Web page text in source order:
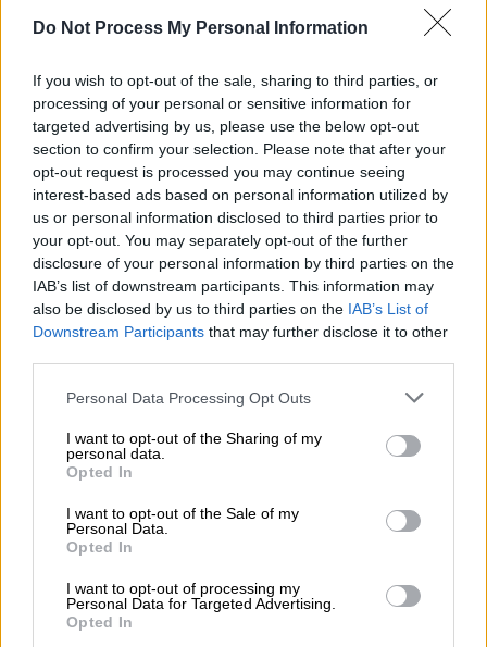
Do Not Process My Personal Information
If you wish to opt-out of the sale, sharing to third parties, or
processing of your personal or sensitive information for
targeted advertising by us, please use the below opt-out
section to confirm your selection. Please note that after your
opt-out request is processed you may continue seeing
interest-based ads based on personal information utilized by
us or personal information disclosed to third parties prior to
your opt-out. You may separately opt-out of the further
disclosure of your personal information by third parties on the
IAB’s list of downstream participants. This information may
also be disclosed by us to third parties on the IAB’s List of
Downstream Participants that may further disclose it to other
Please note that this website/app uses one or more Google
not limited to your visit or usage behaviour. You may click to
grant or deny consent to Google and its third-party tags to
use your data for below specified purposes in below Google
consent section.
Personal Data Processing Opt Outs
I want to opt-out of the Sharing of my
personal data.
Opted In
I want to opt-out of the Sale of my
Personal Data.
Opted In
I want to opt-out of processing my
Personal Data for Targeted Advertising.
Opted In
Αθλητισμός|30.01.2019 17:51
Football League: Φαντάροι ντυμένοι στα
χακί γέμισαν εξέδρα στη Δράμα! (pics)
Ευκαιρία να ξεσκάσουν παρακολουθώντας
ποδοσφαιρικό αγώνα της Football League
Πεζικού Κάτω Νευροκοπίου
ΑΛΛΑ #TAGS
φαντάροι
Ιωνικός Νικαίας
Superleague2
στρατιώτες
Παναχαϊκή
Εργοτέλης